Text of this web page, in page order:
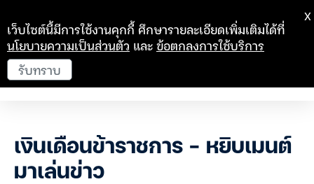
เงินเดือนข้าราชการ – หยิบเมนต์
มาเล่นข่าว
เว็บไซต์นี้มีการใช้งานคุกกี้ ศึกษารายละเอียดเพิ่มเติมได้ที่
นโยบายความเป็นส่วนตัว และข้อตกลงการใช้บริการ
รับทราบ
X